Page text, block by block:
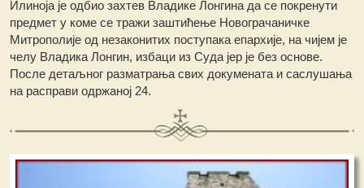
Илиноја је одбио захтев Владике Лонгина да се покренути
предмет у коме се тражи заштићење Новограчаничке
Митрополије од незаконитих поступака епархије, на чијем је
челу Владика Лонгин, избаци из Суда јер је без основе.
После детаљног разматрања свих докумената и саслушања
на расправи одржаној 24.